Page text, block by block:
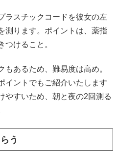
ラスチックコードを彼女の左
測ります。ポイントは、薬指
つけること。
あるため、難易度は高め。
イントでもご紹介いたします
やすいため、朝と夜の2回測る
う